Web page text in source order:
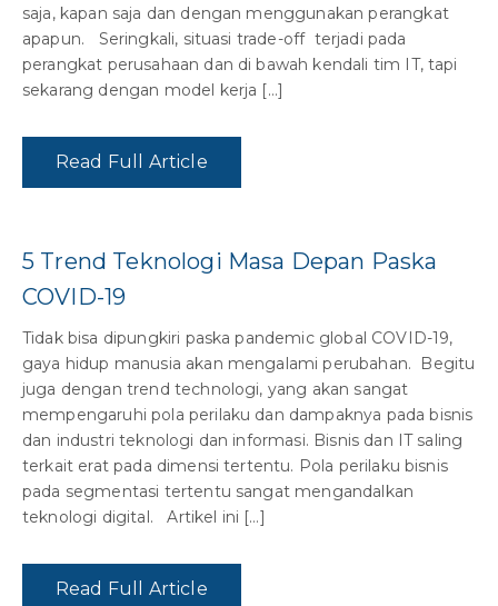
saja, kapan saja dan dengan menggunakan perangkat
apapun. Seringkali, situasi trade-off terjadi pada
perangkat perusahaan dan di bawah kendali tim IT, tapi
sekarang dengan model kerja […]
Read Full Article
5 Trend Teknologi Masa Depan Paska
COVID-19
Tidak bisa dipungkiri paska pandemic global COVID-19,
gaya hidup manusia akan mengalami perubahan. Begitu
juga dengan trend technologi, yang akan sangat
mempengaruhi pola perilaku dan dampaknya pada bisnis
dan industri teknologi dan informasi. Bisnis dan IT saling
terkait erat pada dimensi tertentu. Pola perilaku bisnis
pada segmentasi tertentu sangat mengandalkan
teknologi digital. Artikel ini […]
Read Full Article